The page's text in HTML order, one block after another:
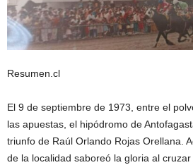
Resumen.cl
El 9 de septiembre de 1973, entre el
las apuestas, el hipódromo de
triunfo de Raúl Orlando Rojas Orellana.
de la localidad saboreó la gloria al